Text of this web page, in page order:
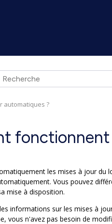
automatiques ?
fonctionnent
les mises à jour du
Vous pouvez
mise à disposition.
informations sur les mises à
vous n'avez pas besoin de